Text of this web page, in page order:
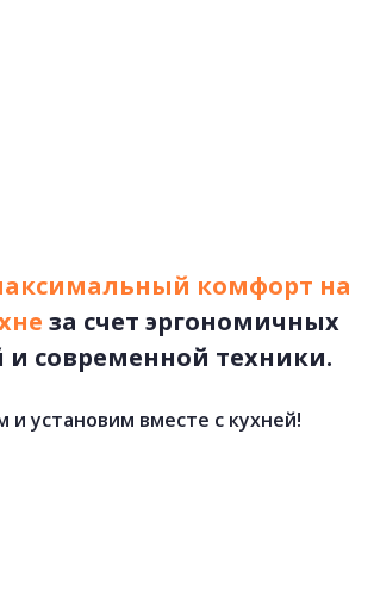
комфорт на
за счет эргономичных
современной техники.
и установим вместе с кухней!